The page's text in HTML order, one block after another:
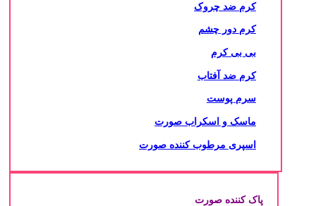
کرم ضد چروک
کرم دور چشم
بی بی کرم
کرم ضد آفتاب
سرم پوست
ماسک و اسکراب صورت
اسپری مرطوب کننده صورت
پاک کننده صورت